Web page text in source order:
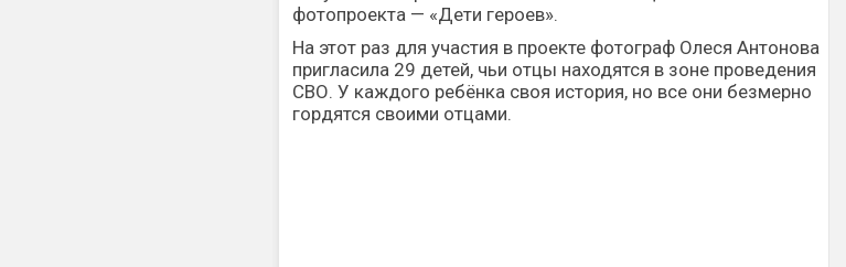
фотопроекта — «Дети героев».
На этот раз для участия в проекте фотограф Олеся Антонова
пригласила 29 детей, чьи отцы находятся в зоне проведения
СВО. У каждого ребёнка своя история, но все они безмерно
гордятся своими отцами.